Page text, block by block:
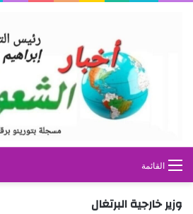
القائمة
وزير خارجية البرتغال